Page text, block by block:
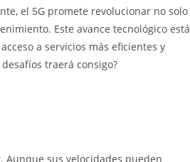
el 5G promete revolucionar no solo
Este avance tecnológico está
a servicios más eficientes y
traerá consigo?
sus velocidades pueden